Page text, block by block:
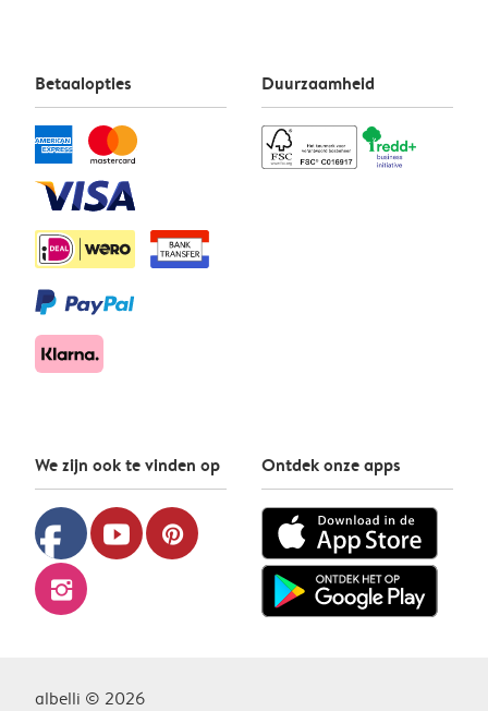
Betaalopties Duurzaamheid
We zijn ook te vinden op
facebook youtube pinterest
instagram
Ontdek onze apps
albelli © 2026